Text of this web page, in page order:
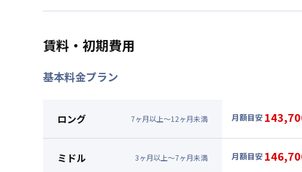
賃料・初期費用
基本料金プラン
ロング 7ヶ月以上～12ヶ月未満 月額目安
84,000円/
ミドル 3ヶ月以上～7ヶ月未満 月額目安